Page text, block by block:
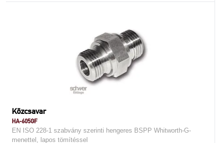
Közcsavar
HA-605GF
EN ISO 228-1 szabvány szerinti hengeres BSPP Whitworth-G-
menettel, lapos tömítéssel